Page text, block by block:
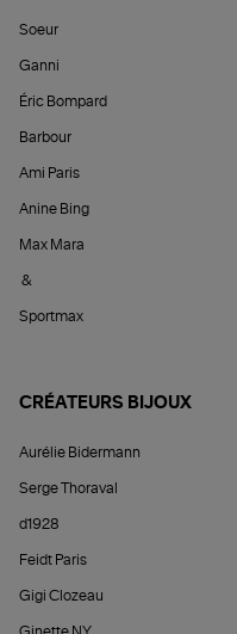
Soeur
Ganni
Éric Bompard
Barbour
Ami Paris
Anine Bing
Max Mara
&
Sportmax
CRÉATEURS BIJOUX
Aurélie Bidermann
Serge Thoraval
d1928
Feidt Paris
Gigi Clozeau